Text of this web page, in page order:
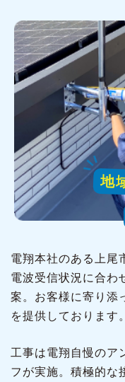
地
電翔本社のある上尾
電波受信状況に合わ
案。お客様に寄り添
を提供しております。
工事は電翔自慢のア
フが実施。積極的な